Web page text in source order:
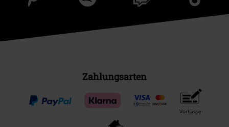
Zahlungsarten
Vorkasse